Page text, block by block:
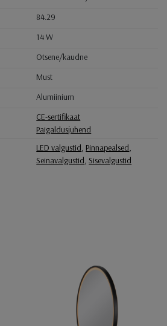
84.29
14 W
Otsene/kaudne
Must
Alumiinium
CE-sertifikaat
Paigaldusjuhend
LED valgustid, Pinnapealsed,
Seinavalgustid,Sisevalgustid